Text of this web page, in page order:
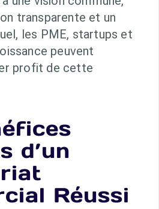
transparente et un
les PME, startups et
peuvent
profit de cette
d’un
Réussi